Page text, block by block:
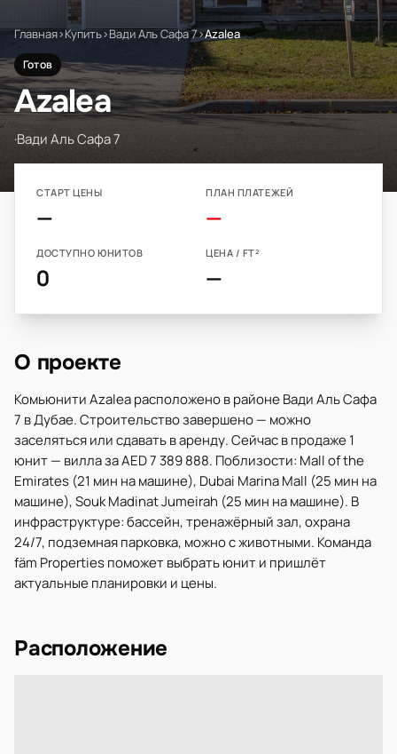
Главная›Купить›Вади Аль Сафа 7›Azalea
Готов
Azalea
·Вади Аль Сафа 7
СТАРТ ЦЕНЫ
—
ПЛАН ПЛАТЕЖЕЙ
—
ДОСТУПНО ЮНИТОВ
0
ЦЕНА / FT²
—
О проекте
Комьюнити Azalea расположено в районе Вади Аль Сафа
7 в Дубае. Строительство завершено — можно
заселяться или сдавать в аренду. Сейчас в продаже 1
юнит — вилла за AED 7 389 888. Поблизости: Mall of the
Emirates (21 мин на машине), Dubai Marina Mall (25 мин на
машине), Souk Madinat Jumeirah (25 мин на машине). В
инфраструктуре: бассейн, тренажёрный зал, охрана
24/7, подземная парковка, можно с животными. Команда
fäm Properties поможет выбрать юнит и пришлёт
актуальные планировки и цены.
Расположение